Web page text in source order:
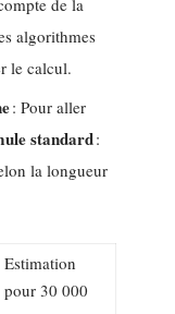
algorithmes
le calcul.
: Pour aller
standard:
la longueur
Estimation
pour 30 000